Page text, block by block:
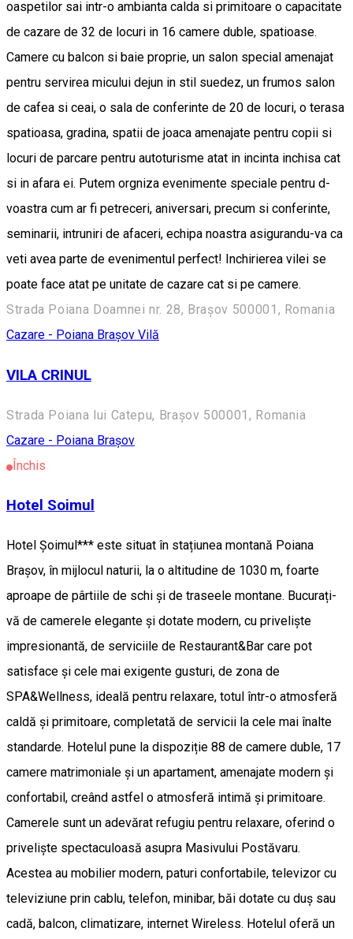
oaspetilor sai intr-o ambianta calda si primitoare o capacitate
de cazare de 32 de locuri in 16 camere duble, spatioase.
Camere cu balcon si baie proprie, un salon special amenajat
pentru servirea micului dejun in stil suedez, un frumos salon
de cafea si ceai, o sala de conferinte de 20 de locuri, o terasa
spatioasa, gradina, spatii de joaca amenajate pentru copii si
locuri de parcare pentru autoturisme atat in incinta inchisa cat
si in afara ei. Putem orgniza evenimente speciale pentru d-
voastra cum ar fi petreceri, aniversari, precum si conferinte,
seminarii, intruniri de afaceri, echipa noastra asigurandu-va ca
veti avea parte de evenimentul perfect! Inchirierea vilei se
poate face atat pe unitate de cazare cat si pe camere.
Strada Poiana Doamnei nr. 28, Brașov 500001, Romania
Cazare - Poiana Brașov Vilă
VILA CRINUL
Strada Poiana lui Catepu, Brașov 500001, Romania
Cazare - Poiana Brașov
Închis
Hotel Soimul
Hotel Șoimul*** este situat în stațiunea montană Poiana
Brașov, în mijlocul naturii, la o altitudine de 1030 m, foarte
aproape de pârtiile de schi și de traseele montane. Bucurați-
vă de camerele elegante și dotate modern, cu priveliște
impresionantă, de serviciile de Restaurant&Bar care pot
satisface și cele mai exigente gusturi, de zona de
SPA&Wellness, ideală pentru relaxare, totul într-o atmosferă
caldă și primitoare, completată de servicii la cele mai înalte
standarde. Hotelul pune la dispoziție 88 de camere duble, 17
camere matrimoniale și un apartament, amenajate modern și
confortabil, creând astfel o atmosferă intimă și primitoare.
Camerele sunt un adevărat refugiu pentru relaxare, oferind o
priveliște spectaculoasă asupra Masivului Postăvaru.
Acestea au mobilier modern, paturi confortabile, televizor cu
televiziune prin cablu, telefon, minibar, băi dotate cu duș sau
cadă, balcon, climatizare, internet Wireless. Hotelul oferă un